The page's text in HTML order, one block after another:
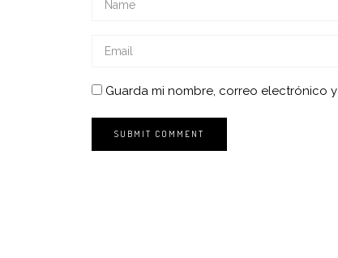
Guarda mi nombre, correo electrónico